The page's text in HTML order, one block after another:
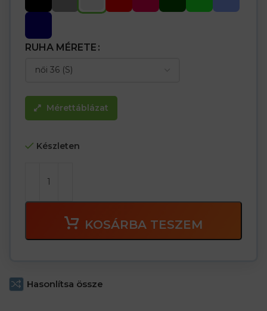
RUHA MÉRETE
Mérettáblázat
Készleten
KOSÁRBA TESZEM
Hasonlítsa össze